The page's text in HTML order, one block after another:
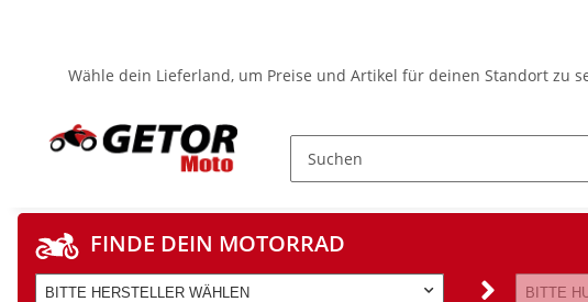
Wähle dein Lieferland, um Preise und Artikel für deinen Standort zu
FINDE DEIN MOTORRAD
BITTE HERSTELLER WÄHLEN BITTE